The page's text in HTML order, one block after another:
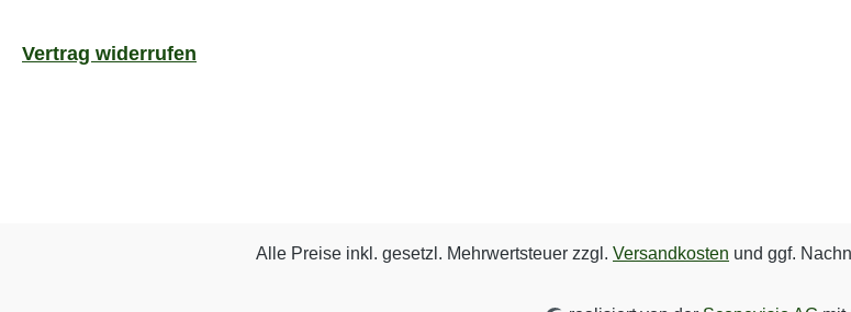
Vertrag widerrufen
Alle Preise inkl. gesetzl. Mehrwertsteuer zzgl. Versandkosten und ggf.